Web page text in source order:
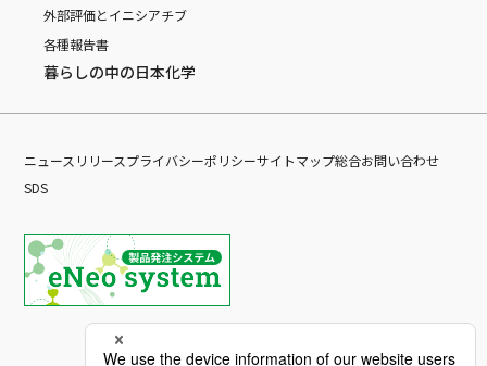
外部評価とイニシアチブ
各種報告書
暮らしの中の日本化学
ニュースリリースプライバシーポリシーサイトマップ総合お問い合わせ
SDS